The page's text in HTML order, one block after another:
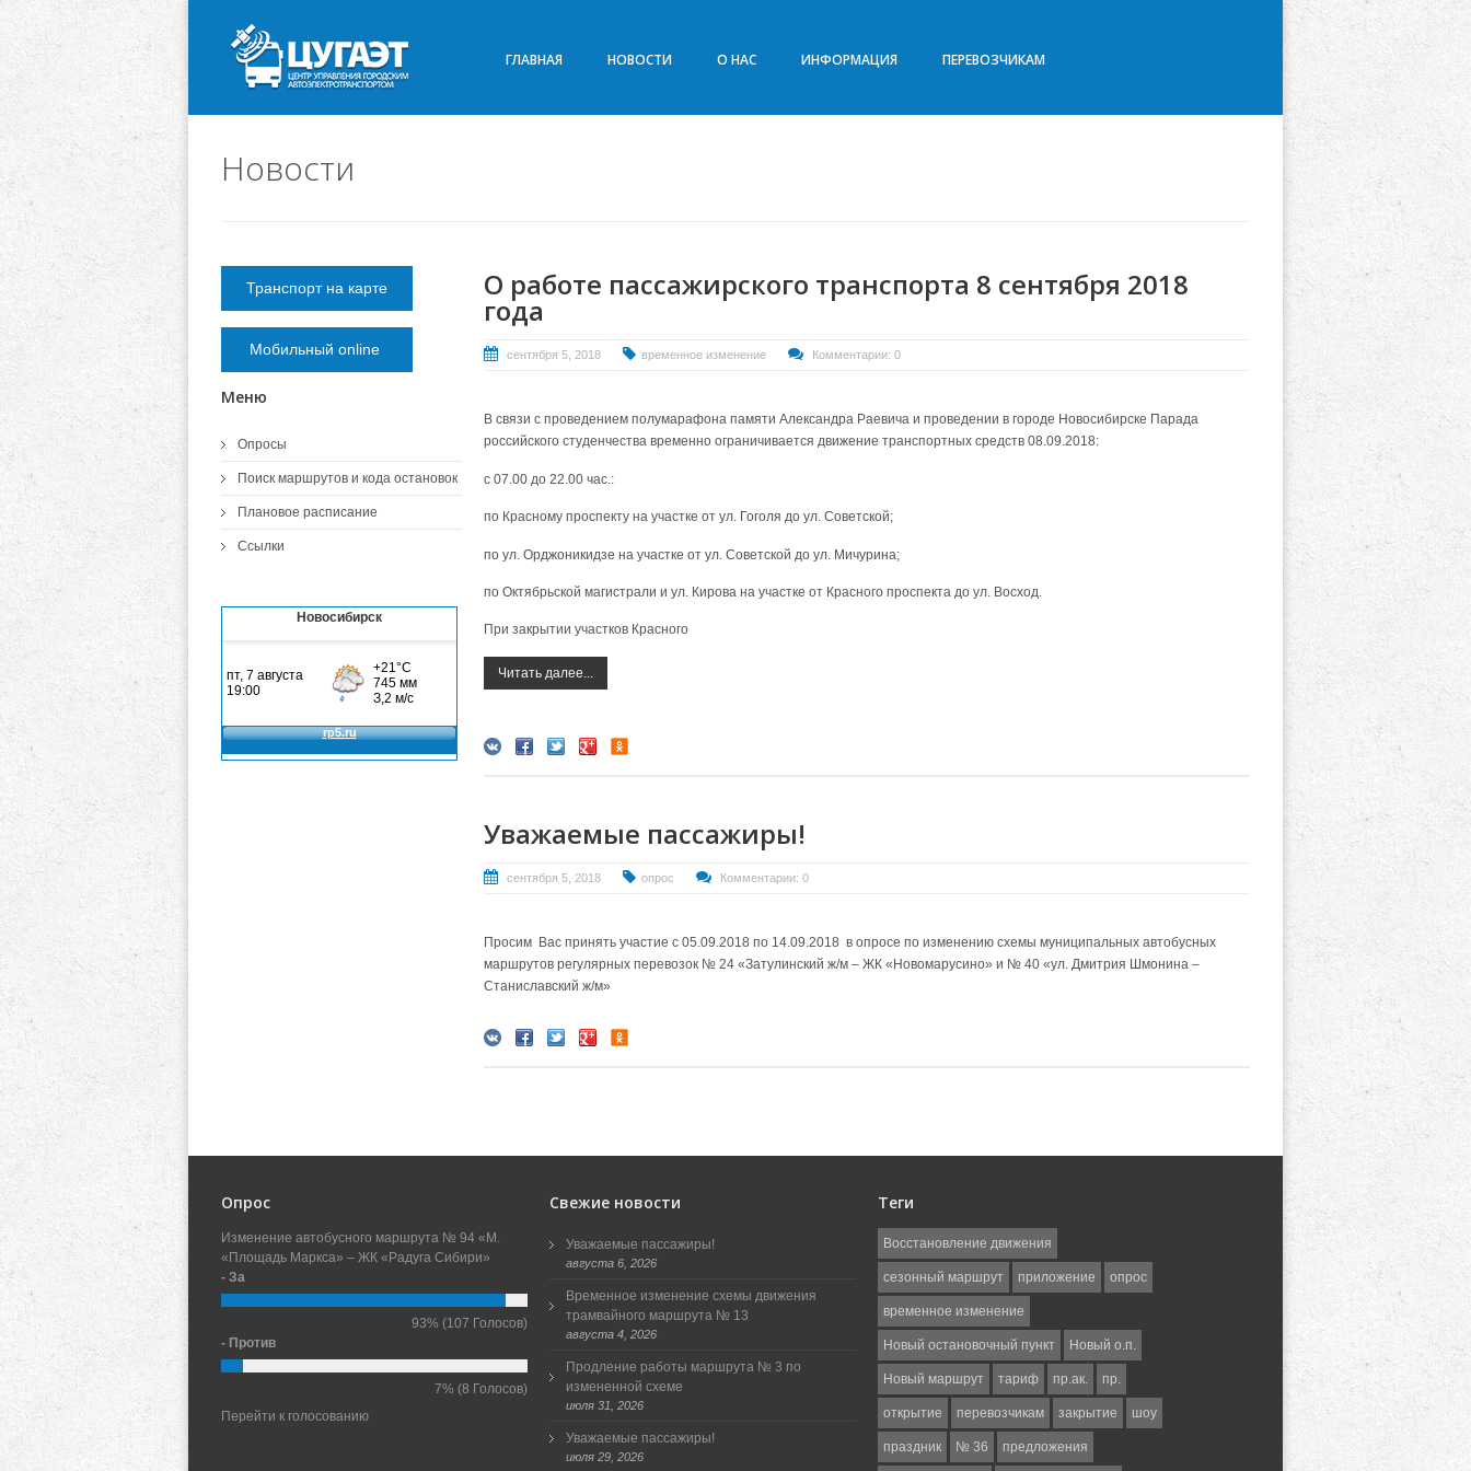
ГЛАВНАЯ НОВОСТИ О НАС ИНФОРМАЦИЯ ПЕРЕВОЗЧИКАМ
Новости
О работе пассажирского транспорта 8 сентября 2018
года
сентября 5, 2018 временное изменение Комментарии: 0
В связи с проведением полумарафона памяти Александра Раевича и проведении в городе Новосибирске Парада
российского студенчества временно ограничивается движение транспортных средств 08.09.2018:
с 07.00 до 22.00 час.:
по Красному проспекту на участке от ул. Гоголя до ул. Советской;
по ул. Орджоникидзе на участке от ул. Советской до ул. Мичурина;
по Октябрьской магистрали и ул. Кирова на участке от Красного проспекта до ул. Восход.
При закрытии участков Красного
Читать далее...
Уважаемые пассажиры!
сентября 5, 2018 опрос Комментарии: 0
Просим Вас принять участие с 05.09.2018 по 14.09.2018 в опросе по изменению схемы муниципальных автобусных
маршрутов регулярных перевозок № 24 «Затулинский ж/м – ЖК «Новомарусино» и № 40 «ул. Дмитрия Шмонина –
Станиславский ж/м»
Транспорт на карте
Мобильный online
Меню
Опросы
Поиск маршрутов и кода остановок
Плановое расписание
Ссылки
Новосибирск
Опрос
Изменение автобусного маршрута № 94 «М.
«Площадь Маркса» – ЖК «Радуга Сибири»
- За
93% (107 Голосов)
- Против
7% (8 Голосов)
Перейти к голосованию
Свежие новости
Уважаемые пассажиры!
августа 6, 2026
Временное изменение схемы движения
трамвайного маршрута № 13
августа 4, 2026
Продление работы маршрута № 3 по
измененной схеме
июля 31, 2026
Уважаемые пассажиры!
июля 29, 2026
Теги
Восстановление движения
сезонный маршрут приложение опрос
временное изменение
Новый остановочный пункт Новый о.п.
Новый маршрут тариф пр.ак. пр.
открытие перевозчикам закрытие шоу
праздник № 36 предложения